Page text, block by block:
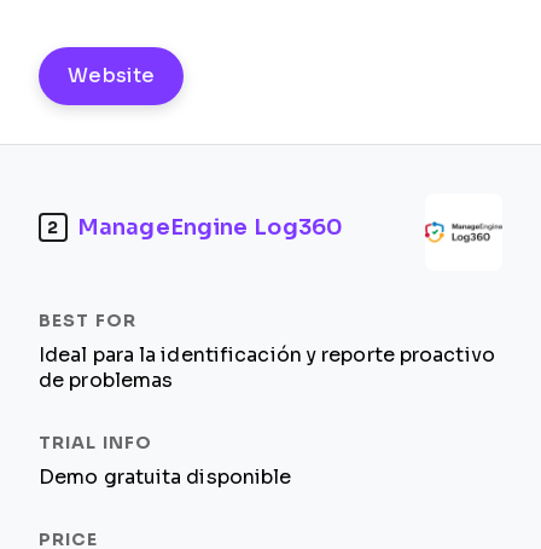
Website
2 ManageEngine Log360
Ideal para la identificación y reporte proactivo
de problemas
Demo gratuita disponible